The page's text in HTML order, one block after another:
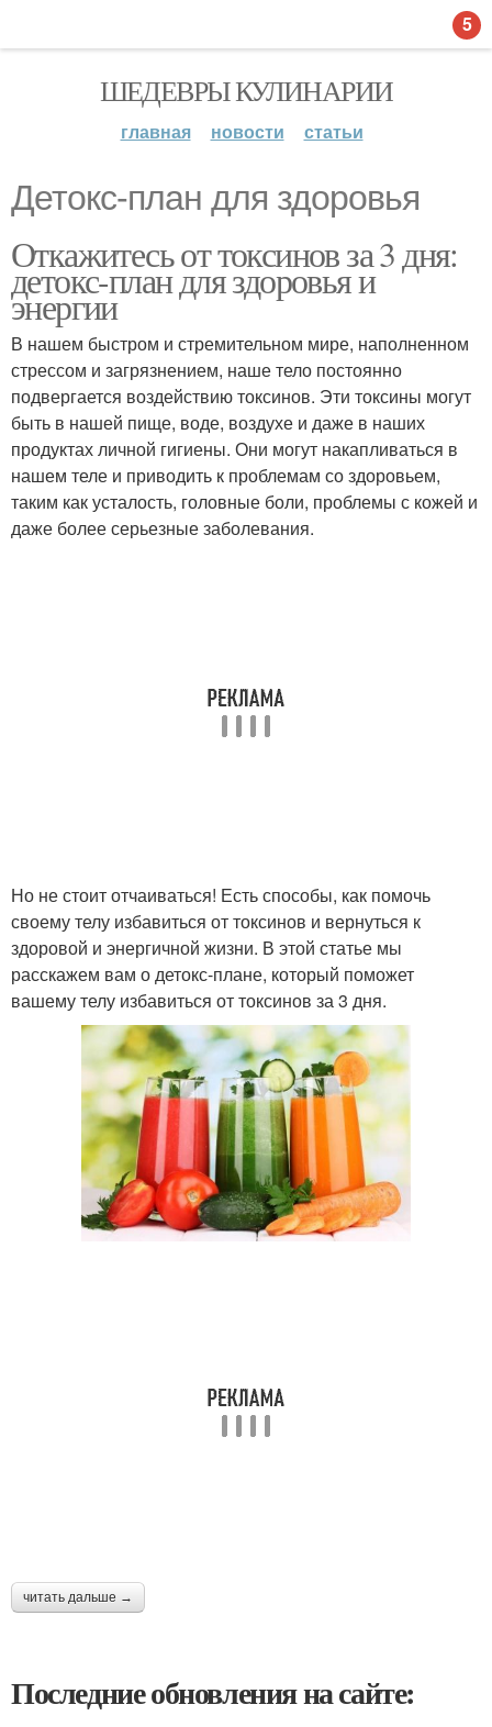
ШЕДЕВРЫ КУЛИНАРИИ
главная новости статьи
Детокс-план для здоровья
Откажитесь от токсинов за 3 дня:
детокс-план для здоровья и
энергии
В нашем быстром и стремительном мире, наполненном
стрессом и загрязнением, наше тело постоянно
подвергается воздействию токсинов. Эти токсины могут
быть в нашей пище, воде, воздухе и даже в наших
продуктах личной гигиены. Они могут накапливаться в
нашем теле и приводить к проблемам со здоровьем,
таким как усталость, головные боли, проблемы с кожей и
даже более серьезные заболевания.
Но не стоит отчаиваться! Есть способы, как помочь
своему телу избавиться от токсинов и вернуться к
здоровой и энергичной жизни. В этой статье мы
расскажем вам о детокс-плане, который поможет
вашему телу избавиться от токсинов за 3 дня.
читать дальше →
Последние обновления на сайте:
5